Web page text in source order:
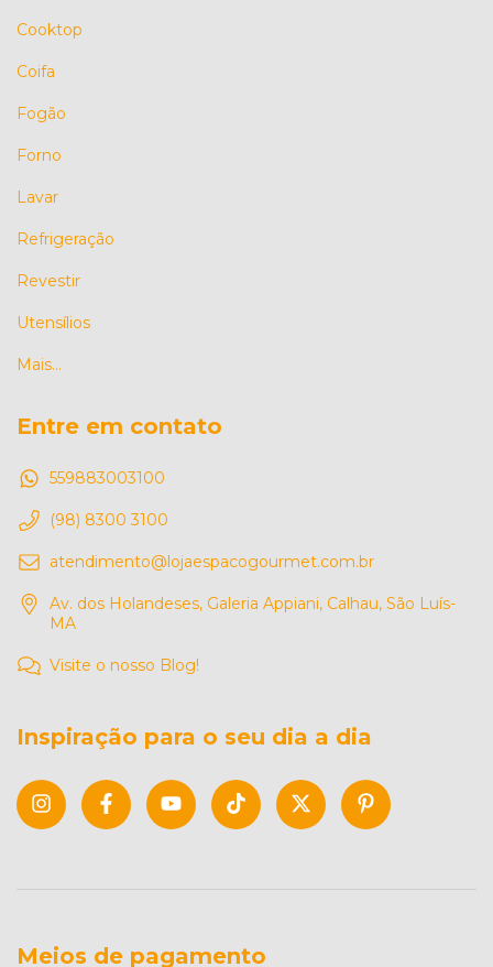
Cooktop
Coifa
Fogão
Forno
Lavar
Refrigeração
Revestir
Utensílios
Mais...
Entre em contato
559883003100
(98) 8300 3100
atendimento@lojaespacogourmet.com.br
Av. dos Holandeses, Galeria Appiani, Calhau, São Luís-
MA
Visite o nosso Blog!
Inspiração para o seu dia a dia
Meios de pagamento